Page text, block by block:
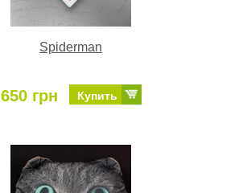
Spiderman
650 грн Купить